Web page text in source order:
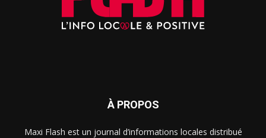
À PROPOS
Maxi Flash est un journal d’informations locales distribué